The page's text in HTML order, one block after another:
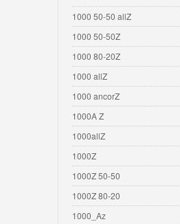
1000 50-50 allZ
1000 50-50Z
1000 80-20Z
1000 allZ
1000 ancorZ
1000A Z
1000allZ
1000Z
1000Z 50-50
1000Z 80-20
1000_Az